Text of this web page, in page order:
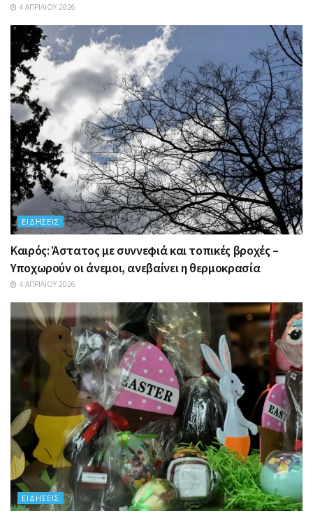
4 ΑΠΡΙΛΊΟΥ 2026
ΕΙΔΉΣΕΙΣ
Καιρός: Άστατος με συννεφιά και τοπικές βροχές –
Υποχωρούν οι άνεμοι, ανεβαίνει η θερμοκρασία
4 ΑΠΡΙΛΊΟΥ 2026
ΕΙΔΉΣΕΙΣ